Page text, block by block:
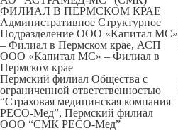
ФИЛИАЛ В ПЕРМСКОМ КРАЕ
Административное Структурное
Подразделение ООО «Капитал МС»
– Филиал в Пермском крае, АСП
ООО «Капитал МС» – Филиал в
Пермском крае
Пермский филиал Общества с
ограниченной ответственностью
“Страховая медицинская компания
РЕСО-Мед”, Пермский филиал
ООО “СМК РЕСО-Мед”